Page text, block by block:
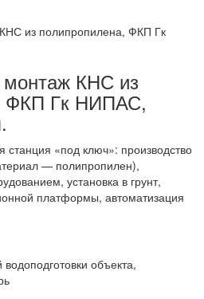
монтаж КНС из
ФКП Гк НИПАС,
станция «под ключ»: производство
— полипропилен),
установка в грунт,
платформы, автоматизация